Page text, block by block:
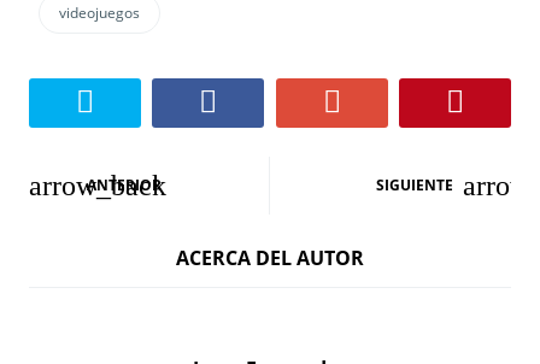
videojuegos
N
ANTERIOR SIGUIENTE
ACERCA DEL AUTOR